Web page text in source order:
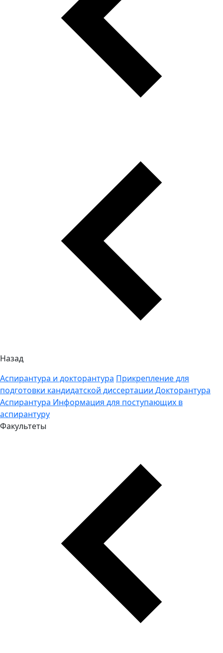
Назад
Аспирантура и докторантура Прикрепление для
подготовки кандидатской диссертации Докторантура
Аспирантура Информация для поступающих в
аспирантуру
Факультеты